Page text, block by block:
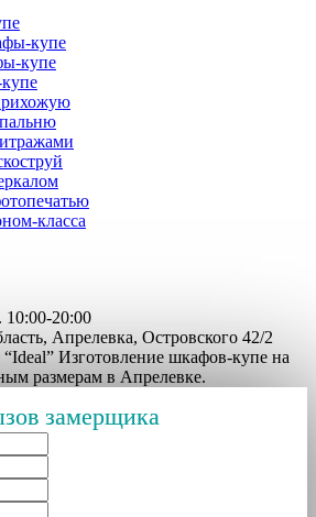
купе
купе
класса
20:00
Апрелевка, Островского 42/2
Изготовление шкафов-купе на
размерам в Апрелевке.
замерщика